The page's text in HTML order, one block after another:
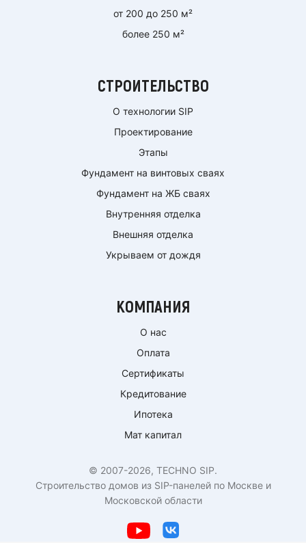
от 200 до 250 м²
более 250 м²
СТРОИТЕЛЬСТВО
О технологии SIP
Проектирование
Этапы
Фундамент на винтовых сваях
Фундамент на ЖБ сваях
Внутренняя отделка
Внешняя отделка
Укрываем от дождя
КОМПАНИЯ
О нас
Оплата
Сертификаты
Кредитование
Ипотека
Мат капитал
© 2007-2026, TECHNO SIP.
Строительство домов из SIP-панелей по Москве и
Московской области